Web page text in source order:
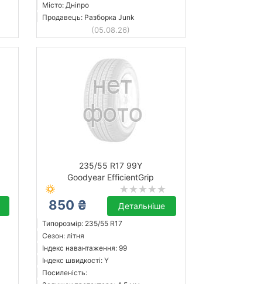
Місто: Дніпро
Продавець: Разборка Junk
(05.08.26)
235/55 R17 99Y
Goodyear EfficientGrip
850 ₴ Детальніше
Типорозмір: 235/55 R17
Сезон: літня
Індекс навантаження: 99
Індекс швидкості: Y
Посиленість: